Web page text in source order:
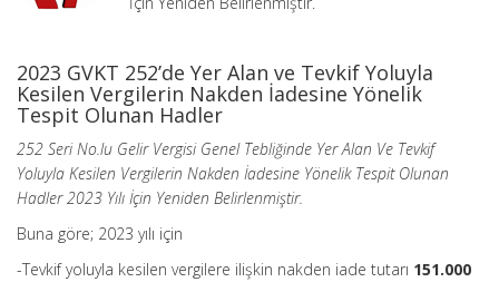
İadesine
Hadler
için
2023 GVKT 252’de Yer Alan ve Tevkif Yoluyla
Kesilen Vergilerin Nakden İadesine Yönelik
Tespit Olunan Hadler
252 Seri No.lu Gelir Vergisi Genel Tebliğinde Yer Alan Ve Tevkif
Yoluyla Kesilen Vergilerin Nakden İadesine Yönelik Tespit Olunan
Hadler 2023 Yılı İçin Yeniden Belirlenmiştir.
Buna göre; 2023 yılı için
-Tevkif yoluyla kesilen vergilere ilişkin nakden iade tutarı 151.000